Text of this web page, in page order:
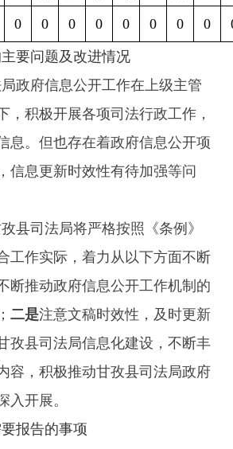
0 0 0 0 0 0 0 0
要问题及改进情况
政府信息公开工作在上级主管
，积极开展各项司法行政工作，
息。但也存在着政府信息公开项
信息更新时效性有待加强等问
县司法局将严格按照《条例》
工作实际，着力从以下方面不断
断推动政府信息公开工作机制的
二是注意文稿时效性，及时更新
孜县司法局信息化建设，不断丰
容，积极推动甘孜县司法局政府
入开展。
报告的事项